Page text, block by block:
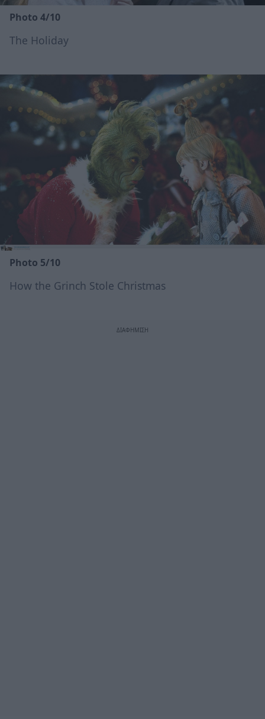
Photo 4/10
The Holiday
Photo 5/10
How the Grinch Stole Christmas